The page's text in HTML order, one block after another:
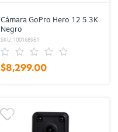
Cámara GoPro Hero 12 5.3K
Negro
SKU: 100168951
$8,299.00